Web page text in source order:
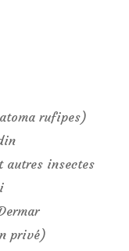
rufipes)
autres insectes
privé)